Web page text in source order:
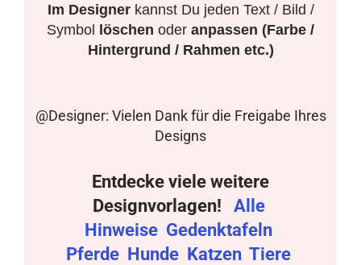
Im Designerkannst Du jeden Text / Bild /
Symbol löschen oder anpassen (Farbe /
Hintergrund / Rahmen etc.)
@Designer: Vielen Dank für die Freigabe Ihres
Designs
Entdecke viele weitere
Designvorlagen!
Alle
Hinweise Gedenktafeln
Pferde Hunde Katzen Tiere